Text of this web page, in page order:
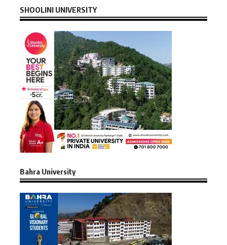
SHOOLINI UNIVERSITY
Bahra University